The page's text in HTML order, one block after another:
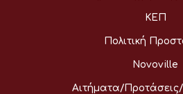
ΚΕΠ
Πολιτική
Novoville
Αιτήματα/